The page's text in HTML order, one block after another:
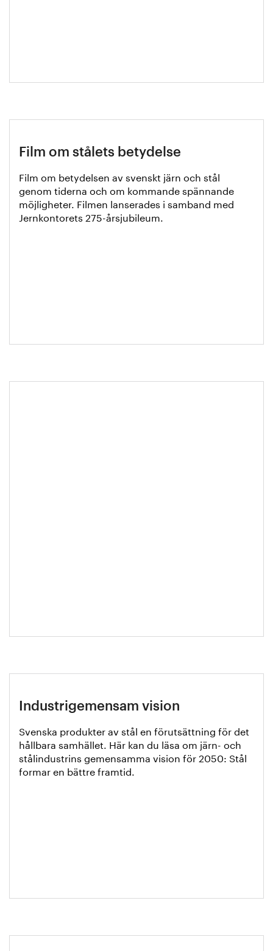
Film om stålets betydelse
Film om betydelsen av svenskt järn och stål
genom tiderna och om kommande spännande
möjligheter. Filmen lanserades i samband med
Jernkontorets 275-årsjubileum.
Industrigemensam vision
Svenska produkter av stål en förutsättning för det
hållbara samhället. Här kan du läsa om järn- och
stålindustrins gemensamma vision för 2050: Stål
formar en bättre framtid.